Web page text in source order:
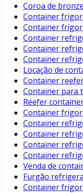
Coroa de
Container
Container
Container
Container
Container
Locação de
Container
Container para
Reefer
Container
Container
Container
Container
Container
Venda de
Furgão
Container